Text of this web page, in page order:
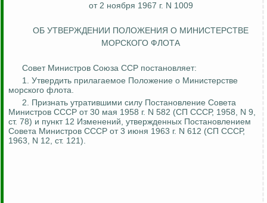
от 2 ноября 1967 г. N 1009
ОБ УТВЕРЖДЕНИИ ПОЛОЖЕНИЯ О МИНИСТЕРСТВЕ
МОРСКОГО ФЛОТА
Совет Министров Союза ССР постановляет:
1. Утвердить прилагаемое Положение о Министерстве
морского флота.
2. Признать утратившими силу Постановление Совета
Министров СССР от 30 мая 1958 г. N 582 (СП СССР, 1958, N 9,
ст. 78) и пункт 12 Изменений, утвержденных Постановлением
Совета Министров СССР от 3 июня 1963 г. N 612 (СП СССР,
1963, N 12, ст. 121).